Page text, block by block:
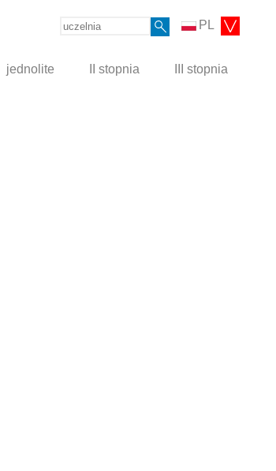
PL
jednolite II stopnia III stopnia